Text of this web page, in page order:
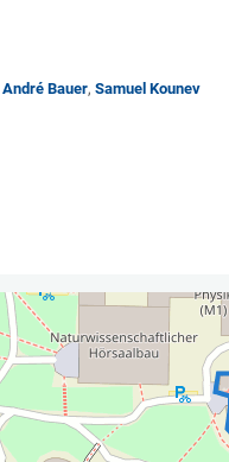
André Bauer,Samuel Kounev